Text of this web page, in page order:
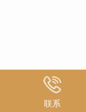
联系